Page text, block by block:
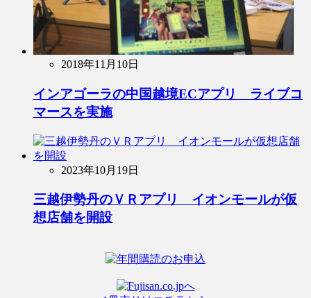
2018年11月10日
インアゴーラの中国越境ECアプリ ライブコ
マースを実施
2023年10月19日
三越伊勢丹のＶＲアプリ イオンモールが仮
想店舗を開設